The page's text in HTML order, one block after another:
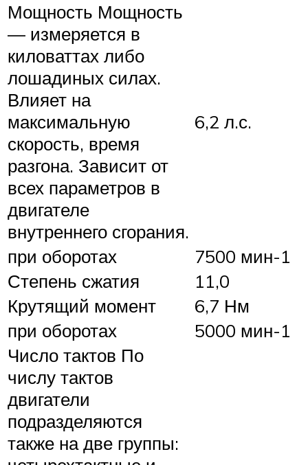
Мощность Мощность
— измеряется в
киловаттах либо
лошадиных силах.
Влияет на
максимальную
скорость, время
разгона. Зависит от
всех параметров в
двигателе
внутреннего сгорания.
6,2 л.с.
при оборотах
7500 мин-1
Степень сжатия
11,0
Крутящий момент
6,7 Нм
при оборотах
5000 мин-1
Число тактов По
числу тактов
двигатели
подразделяются
также на две группы: